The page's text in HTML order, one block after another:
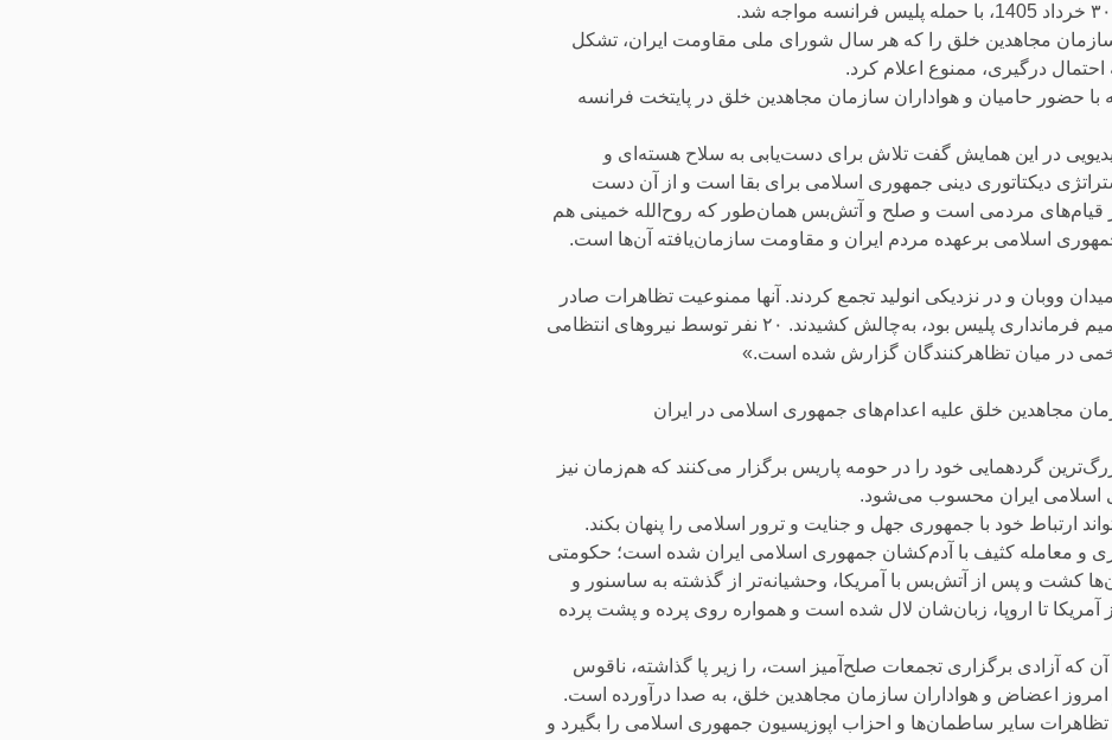
سازمان مجاهدین خلق را که هر سال شورای ملی مقاومت ایران، تشکل
احتمال درگیری، ممنوع اعلام کرد.
با حضور حامیان و هواداران سازمان مجاهدین خلق در پایتخت فرانسه
در این همایش گفت تلاش برای دست‌یابی به سلاح هسته‌ای و
دیکتاتوری دینی جمهوری اسلامی برای بقا است و از آن دست
قیام‌های مردمی است و صلح و آتش‌بس همان‌طور که روح‌الله خمینی هم
اسلامی برعهده مردم ایران و مقاومت سازمان‌یافته آن‌ها است.
ووبان و در نزدیکی انولید تجمع کردند. آنها ممنوعیت تظاهرات صادر
شده از سوی دادگاه اداری پاریس را که در واقع تاییدی بر تصمیم فرمانداری پلیس بود، به‌چالش کشیدند. ۲۰ نفر توسط نیروهای انتظامی
زخمی در میان تظاهرکنندگان گزارش ‌شده است.»
مجاهدین خلق علیه اعدام‌های جمهوری اسلامی در ایران
گردهمایی خود را در حومه پاریس برگزار می‌کنند که هم‌زمان نیز
اسلامی ایران محسوب می‌شود.
ارتباط خود با جمهوری جهل و جنایت و ترور اسلامی را پنهان بکند‌.
و معامله کثیف با آدم‌کشان جمهوری اسلامی ایران شده است؛ حکومتی
کشت و پس از آتش‌بس با آمریکا، وحشیانه‌تر از گذشته به ساسنور و
تا اروپا، زبان‌شان لال شده است و همواره روی پرده و پشت پرده
آزادی برگزاری تجمعات صلح‌آمیز است، را زیر پا گذاشته، ناقوس
اعضاض و هواداران سازمان مجاهدین خلق، به صدا درآورده است.
سایر ساطمان‌ها و احزاب اپوزیسیون جمهوری اسلامی را بگیرد و